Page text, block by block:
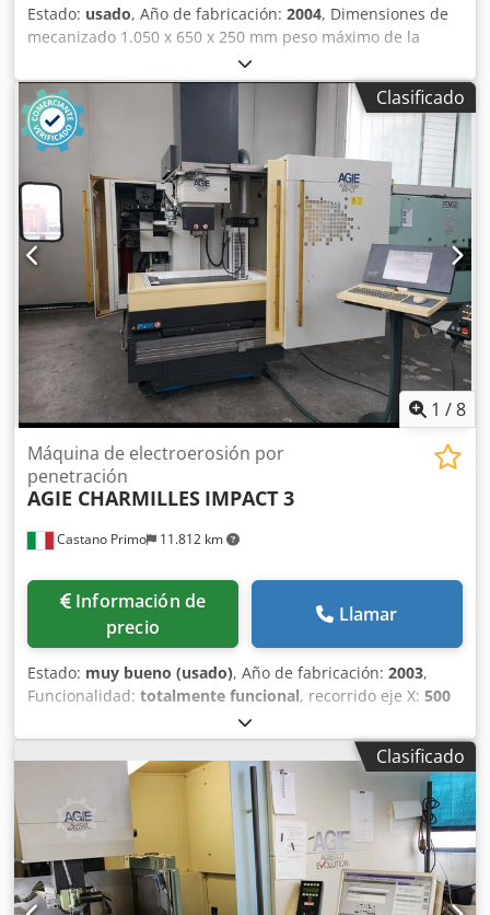
Estado: usado, Año de fabricación: 2004, Dimensiones de
mecanizado 1.050 x 650 x 250 mm peso máximo de la
pieza 400 (800) kg Control Agievision AGIE Conicidad
máxima 30° / 100 mm Recorrido eje X 500 mm Dcjdpfxow
Spa No Acyok Recorrido eje Y 350 mm Recorrido eje Z 426
mm Recorrido eje U x V mm Rápidos eje X 3 m/min Rápidos
eje Y 3 m/min Rápidos eje U 0,6 m/min Rápidos eje V 0,6
m/min Rápidos eje Z 0,6 m/min Diámetro de hilo 0,2...0,33
mm Consumo total 12,1 kVA Peso de la máquina aprox. 3,9
t Dimensiones aprox. 2,8 x 2,4 x 2,3 m Máquina de erosión
por hilo AGIE - Agiecut Progress 3
Clasificado
1 /8
Castano Primo 11.812 km
Máquina de electroerosión por
penetración
AGIE CHARMILLES IMPACT 3
Información de
precio
Llamar
Estado: muy bueno (usado), Año de fabricación: 2003,
Funcionalidad: totalmente funcional, recorrido eje X: 500
350 mm
mm, peso total:3.600 kg, ELECTROEROSIONADORA AGIE
CHARMILLES AGIETRON IMPACT 3 CON EJE C Dcsdpfxjy Rd
Ime Acysk DESPLAZAMIENTO EJE X: 500 mm
DESPLAZAMIENTO EJE Y: 350 mm DESPLAZAMIENTO EJE Z:
500 mm DESPLAZAMIENTO EJE C: 360° DIMENSIONES DE LA
MESA: 800 x 600 mm DIMENSIONES DE LA CUBA: 1100 x
730 x 400 mm CAMBIADOR DE ELECTRODOS: 28
POSICIONES ACCESORIOS: SISTEMA EROWA
Clasificado